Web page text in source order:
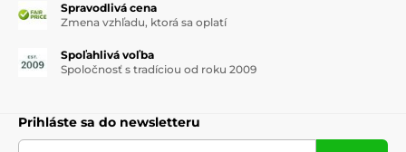
Spravodlivá cena
Zmena vzhľadu, ktorá sa oplatí
Spoľahlivá voľba
Spoločnosť s tradíciou od roku 2009
Prihláste sa do newsletteru